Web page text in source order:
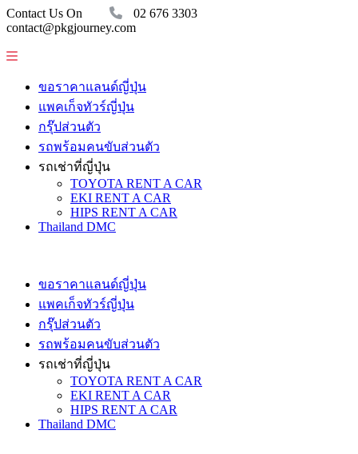
Contact Us On
02 676 3303
contact@pkgjourney.com
ขอราคาแลนด์ญี่ปุ่น
แพคเก็จทัวร์ญี่ปุ่น
กรุ๊ปส่วนตัว
รถพร้อมคนขับส่วนตัว
รถเช่าที่ญี่ปุ่น
TOYOTA RENT A CAR
EKI RENT A CAR
HIPS RENT A CAR
Thailand DMC
ขอราคาแลนด์ญี่ปุ่น
แพคเก็จทัวร์ญี่ปุ่น
กรุ๊ปส่วนตัว
รถพร้อมคนขับส่วนตัว
รถเช่าที่ญี่ปุ่น
TOYOTA RENT A CAR
EKI RENT A CAR
HIPS RENT A CAR
Thailand DMC